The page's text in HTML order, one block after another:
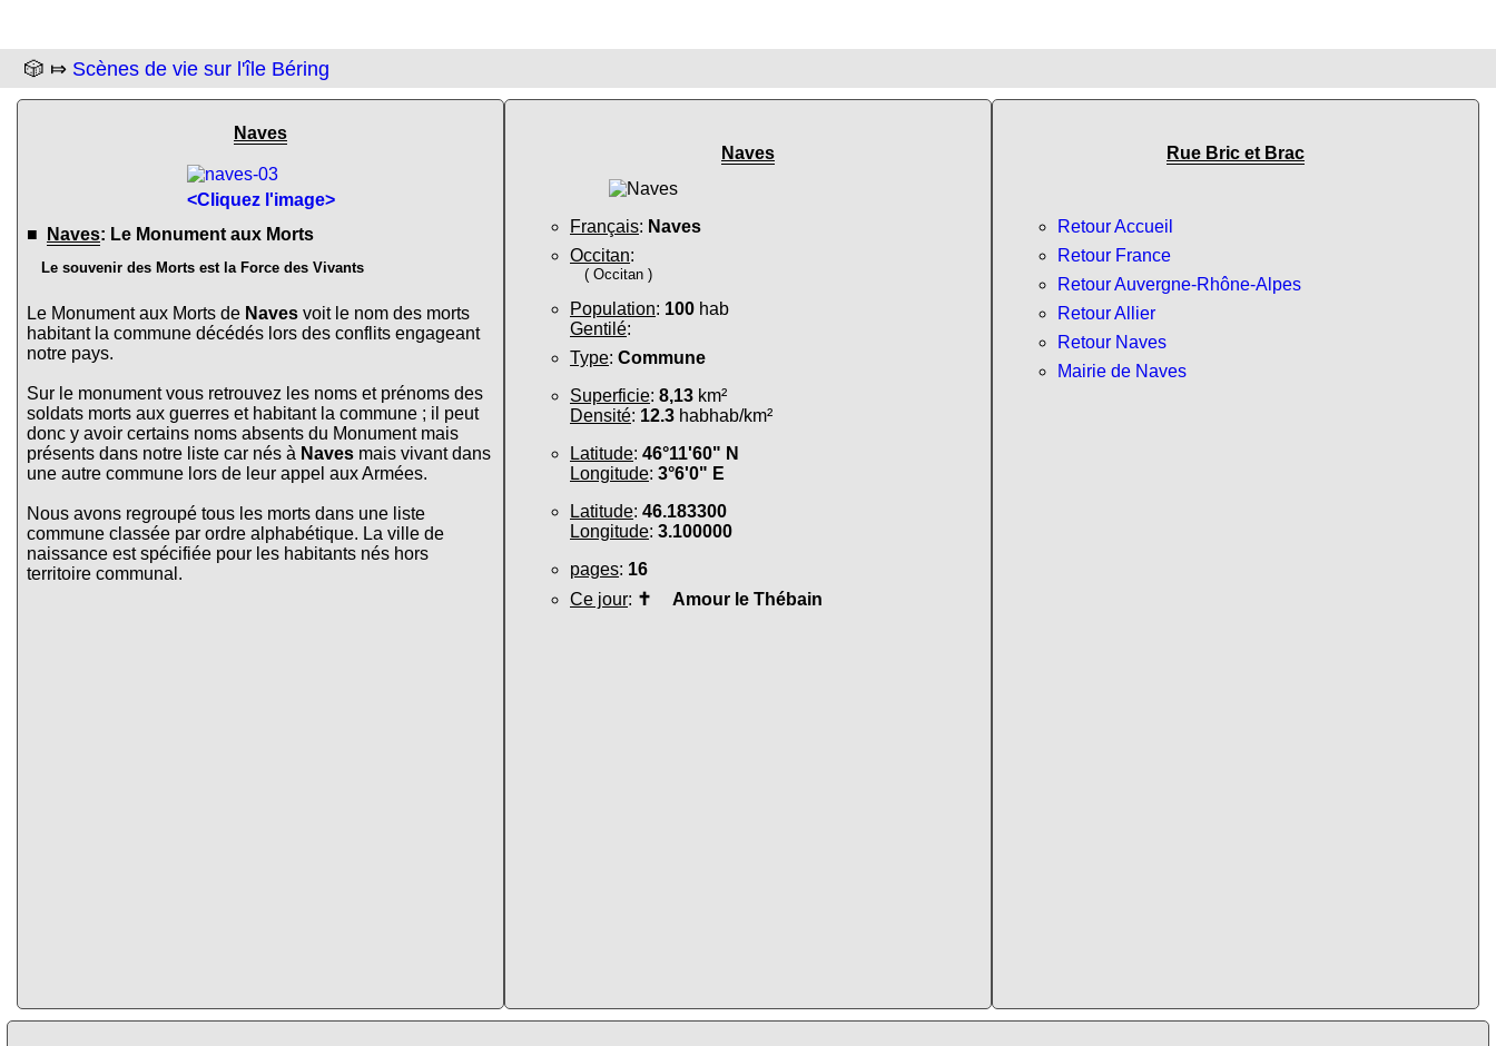
🎲 ⤇ Scènes de vie sur l'île Béring
Naves
<Cliquez l'image>
■
Naves: Le Monument aux Morts
Le souvenir des Morts est la Force des Vivants
Le Monument aux Morts de Naves voit le nom des morts
habitant la commune décédés lors des conflits engageant
notre pays.
Sur le monument vous retrouvez les noms et prénoms des
soldats morts aux guerres et habitant la commune ; il peut
donc y avoir certains noms absents du Monument mais
présents dans notre liste car nés à Naves mais vivant dans
une autre commune lors de leur appel aux Armées.
Nous avons regroupé tous les morts dans une liste
commune classée par ordre alphabétique. La ville de
naissance est spécifiée pour les habitants nés hors
territoire communal.
Naves
Français: Naves
Occitan:
( Occitan )
Population: 100 hab
Gentilé:
Type: Commune
Superficie: 8,13 km²
Densité: 12.3 habhab/km²
Latitude: 46°11'60" N
Longitude: 3°6'0" E
Latitude: 46.183300
Longitude: 3.100000
pages: 16
Ce jour: ✝ Amour le Thébain
Rue Bric et Brac
Retour Accueil
Retour France
Retour Auvergne-Rhône-Alpes
Retour Allier
Retour Naves
Mairie de Naves